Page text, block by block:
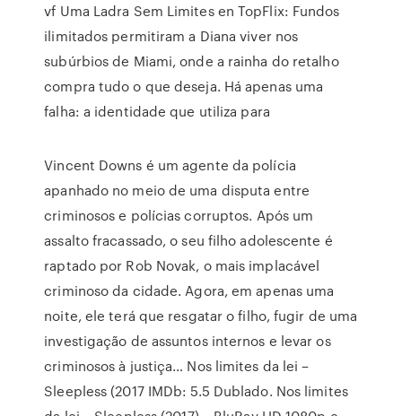
vf Uma Ladra Sem Limites en TopFlix: Fundos
ilimitados permitiram a Diana viver nos
subúrbios de Miami, onde a rainha do retalho
compra tudo o que deseja. Há apenas uma
falha: a identidade que utiliza para
Vincent Downs é um agente da polícia
apanhado no meio de uma disputa entre
criminosos e polícias corruptos. Após um
assalto fracassado, o seu filho adolescente é
raptado por Rob Novak, o mais implacável
criminoso da cidade. Agora, em apenas uma
noite, ele terá que resgatar o filho, fugir de uma
investigação de assuntos internos e levar os
criminosos à justiça… Nos limites da lei –
Sleepless (2017 IMDb: 5.5 Dublado. Nos limites